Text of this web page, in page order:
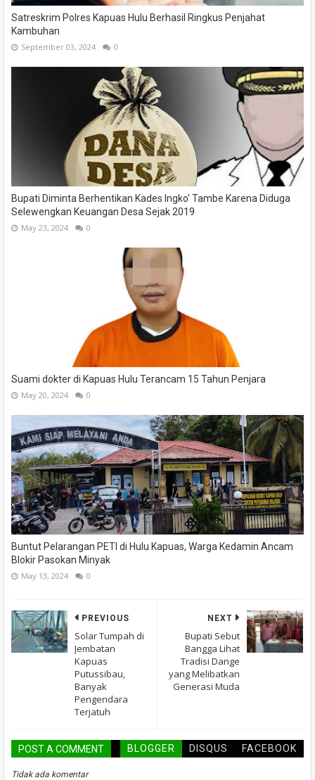
Satreskrim Polres Kapuas Hulu Berhasil Ringkus Penjahat
Kambuhan
September 03, 2024 0
Bupati Diminta Berhentikan Kades Ingko' Tambe Karena Diduga
Selewengkan Keuangan Desa Sejak 2019
May 23, 2024 0
Suami dokter di Kapuas Hulu Terancam 15 Tahun Penjara
May 20, 2024 0
Buntut Pelarangan PETI di Hulu Kapuas, Warga Kedamin Ancam
Blokir Pasokan Minyak
May 13, 2024 0
NEXT
Bupati Sebut
Bangga Lihat
Tradisi Dange
yang Melibatkan
Generasi Muda
PREVIOUS
Solar Tumpah di
Jembatan
Kapuas
Putussibau,
Banyak
Pengendara
Terjatuh
POST A COMMENT BLOGGER DISQUS FACEBOOK
Tidak ada komentar